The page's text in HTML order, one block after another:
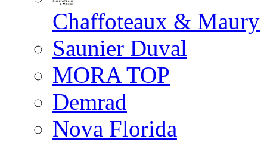
Chaffoteaux & Maury
Saunier Duval
MORA TOP
Demrad
Nova Florida